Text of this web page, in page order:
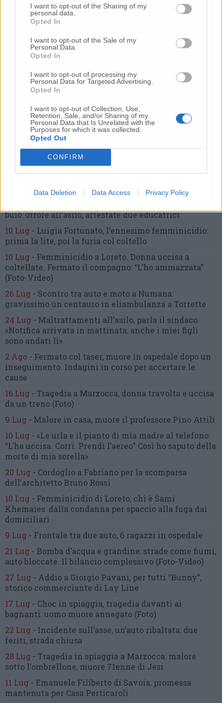
I want to opt-out of the Sharing of my
personal data.
Opted In
I want to opt-out of the Sale of my
Personal Data.
Opted In
I want to opt-out of processing my
Personal Data for Targeted Advertising.
Opted In
I want to opt-out of Collection, Use,
Retention, Sale, and/or Sharing of my
Personal Data that Is Unrelated with the
Purposes for which it was collected.
Opted Out
CONFIRM
Data Deletion Data Access Privacy Policy
Commenti
Nessun commento presente
Commenta
Commenta l'articolo
Gli articoli più letti
buio:orrore all’asilo, arrestate due educatrici
10 Lug - Luigia Fortunato, l’ennesimo femminicidio:
prima la lite, poi la furia col coltello
10 Lug - Femminicidio a Loreto. Donna uccisa a
coltellate. Fermato il compagno: “L’ho ammazzata”
(Foto-Video)
26 Lug - Scontro tra auto e moto a Numana:
gravissimo un centauro in eliambulanza a Torrette
24 Lug - Maltrattamenti all’asilo, parla il sindaco:
«Notifica arrivata in mattinata, anche i miei figli
sono andati lì»
2 Ago - Fermato col taser, muore in ospedale dopo un
inseguimento. Indagini in corso per accertare le
cause
16 Lug - Tragedia a Marzocca, donna travolta e uccisa
da un treno (Foto)
9 Lug - Malore in casa, muore il professore Pino Attili
10 Lug - «Le urla e il pianto di mia madre al telefono:
“L’ha uccisa. Corri. Prendi l’aereo” Così ho saputo della
morte di mia sorella»
20 Lug - Cordoglio a Fabriano per la scomparsa
dell’architetto Bruno Rossi
10 Lug - Femminicidio di Loreto, chi è Sami
Khemaies: dalla condanna per spaccio alla fuga dai
domiciliari
9 Lug - Frontale tra due auto, 6 ragazzi in ospedale
21 Lug - Bomba d’acqua e grandine: strade come fiumi,
auto bloccate. Il bilancio complessivo (Foto-Video)
27 Lug - Addio a Giorgio Pavani, per tutti “Bunny”,
storico commerciante di Lay Line
17 Lug - Choc in spiaggia, tragedia davanti ai
bagnanti:uomo muore annegato (Foto)
22 Lug - Incidente sull’asse, un’auto ribaltata: due
feriti, strada chiusa
28 Lug - Tragedia in spiaggia a Marzocca: malore
sotto l’ombrellone, muore 71enne di Jesi
11 Lug - Emanuele Filiberto di Savoia: promessa
mantenuta per Casa Perticaroli